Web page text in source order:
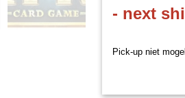
- next
Pick-up niet